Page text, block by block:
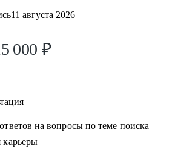
на движение к желаемой цели.
11 августа 2026
000 ₽
на вопросы по теме поиска
карьеры